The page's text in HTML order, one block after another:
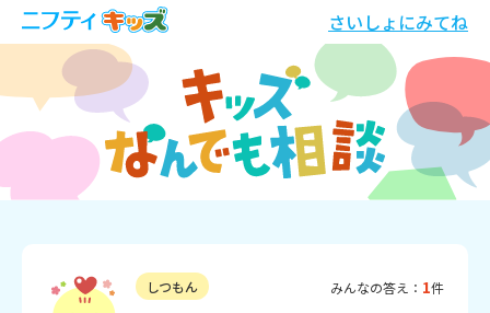
さいしょにみてね
しつもん みんなの答え： 1件